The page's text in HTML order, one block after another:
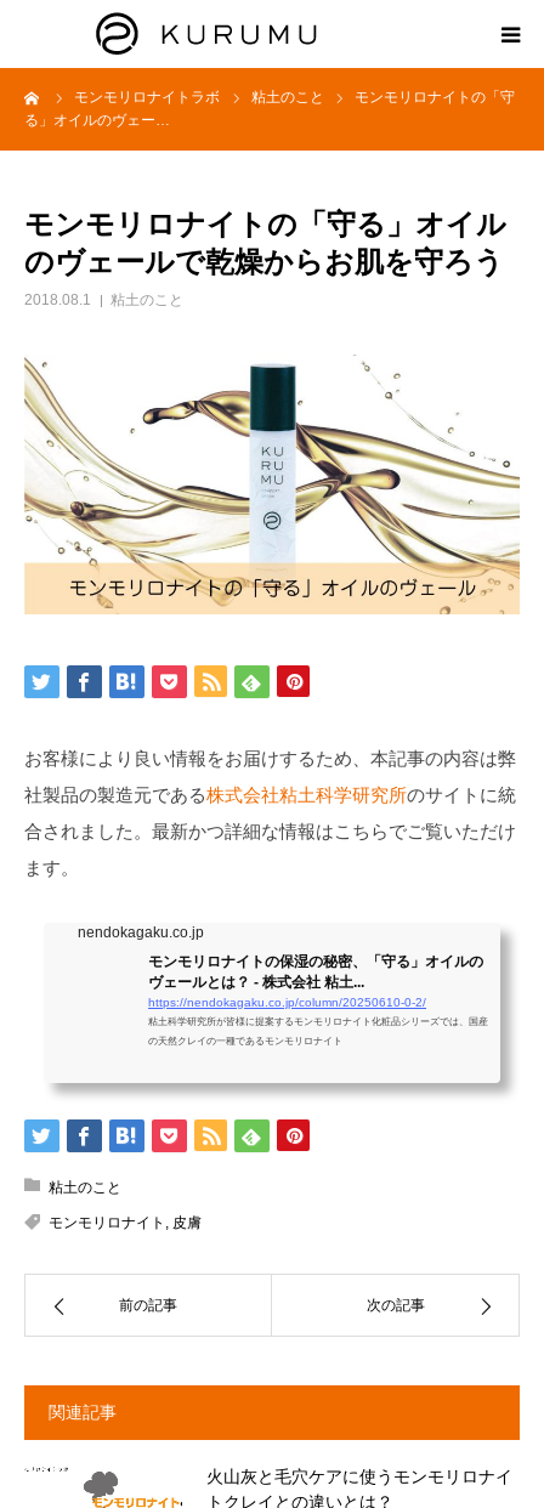
モンモリロナイトラボ 粘土のこと
モンモリロナイトの「守
る」オイルのヴェー…
モンモリロナイトの「守る」オイル
のヴェールで乾燥からお肌を守ろう
2018.08.1 粘土のこと
お客様により良い情報をお届けするため、本記事の内容は弊
社製品の製造元である株式会社粘土科学研究所のサイトに統
合されました。最新かつ詳細な情報はこちらでご覧いただけ
ます。
nendokagaku.co.jp
モンモリロナイトの保湿の秘密、「守る」オイルの
ヴェールとは？ - 株式会社 粘土...
https://nendokagaku.co.jp/column/20250610-0-2/
粘土科学研究所が皆様に提案するモンモリロナイト化粧品シリーズでは、国産
の天然クレイの一種であるモンモリロナイト
粘土のこと
モンモリロナイト 皮膚
前の記事 次の記事
関連記事
火山灰と毛穴ケアに使うモンモリロナイ
トクレイとの違いとは？
HOME
プロダクト
モンモリロナイトラボ
えどがわ楽市